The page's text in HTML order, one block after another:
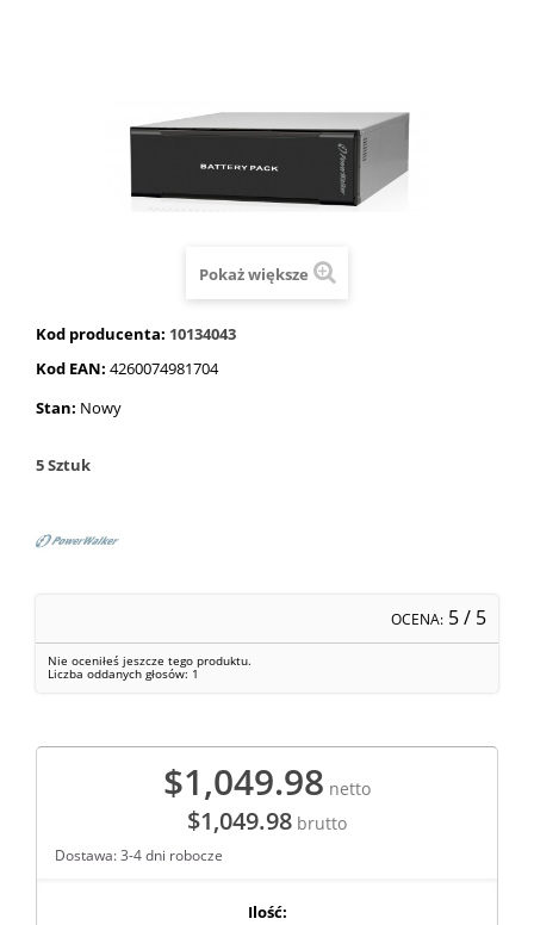
Pokaż większe
Kod producenta: 10134043
Kod EAN: 4260074981704
Stan: Nowy
5Sztuk
OCENA: 5/ 5
Nie oceniłeś jeszcze tego produktu.
Liczba oddanych głosów: 1
$1,049.98 netto
$1,049.98 brutto
Dostawa: 3-4 dni robocze
Ilość: